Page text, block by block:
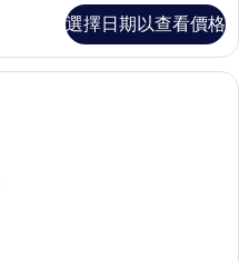
選擇日期以查看價格
通客房, 1 張特大雙人床 | 高級寢具